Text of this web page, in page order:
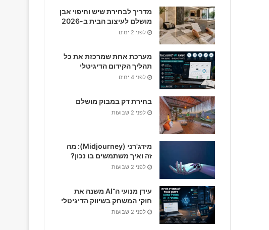
מדריך לבחירת שיש וחיפוי אבן
מושלם לעיצוב הבית ב-2026
לפני 2 ימים
מערכת אחת שמרכזת את כל
תהליך הקידום הדיגיטלי
לפני 4 ימים
בחירת דק במבוק מושלם
לפני 2 שבועות
מידג'רני (Midjourney): מה
זה ואיך משתמשים בו נכון?
לפני 2 שבועות
עידן מנועי ה־AI משנה את
חוקי המשחק בשיווק הדיגיטלי
לפני 2 שבועות